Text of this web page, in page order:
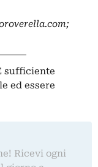
;
sufficiente
ed essere
Ricevi ogni